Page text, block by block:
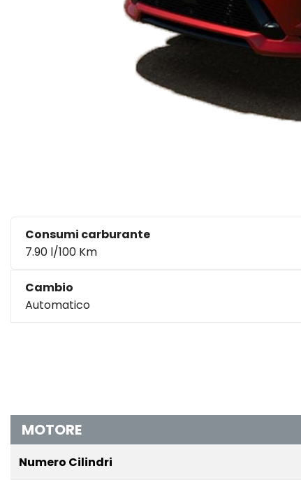
Consumi carburante
7.90 l/100 Km
Cambio
Automatico
MOTORE
Numero Cilindri